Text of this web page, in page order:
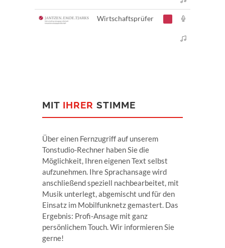
Wirtschaftsprüfer
MIT IHRER STIMME
Über einen Fernzugriff auf unserem
Tonstudio-Rechner haben Sie die
Möglichkeit, Ihren eigenen Text selbst
aufzunehmen. Ihre Sprachansage wird
anschließend speziell nachbearbeitet, mit
Musik unterlegt, abgemischt und für den
Einsatz im Mobilfunknetz gemastert. Das
Ergebnis: Profi-Ansage mit ganz
persönlichem Touch. Wir informieren Sie
gerne!